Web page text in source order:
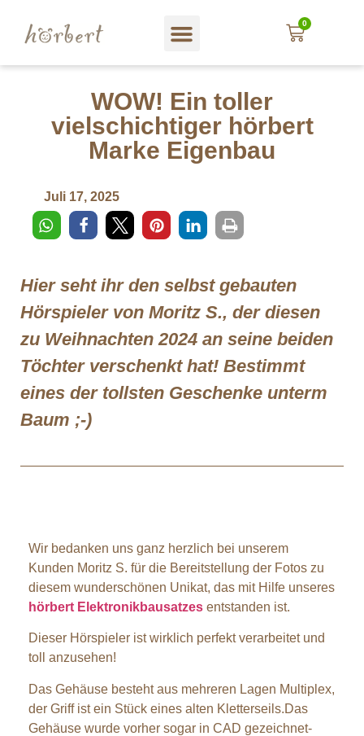
0
WOW! Ein toller
vielschichtiger hörbert
Marke Eigenbau
Juli 17, 2025
Hier seht ihr den selbst gebauten
Hörspieler von Moritz S., der diesen
zu Weihnachten 2024 an seine beiden
Töchter verschenkt hat! Bestimmt
eines der tollsten Geschenke unterm
Baum ;-)
Wir bedanken uns ganz herzlich bei unserem
Kunden Moritz S. für die Bereitstellung der Fotos zu
diesem wunderschönen Unikat, das mit Hilfe unseres
hörbert Elektronikbausatzes entstanden ist.
Dieser Hörspieler ist wirklich perfekt verarbeitet und
toll anzusehen!
Das Gehäuse besteht aus mehreren Lagen Multiplex,
der Griff ist ein Stück eines alten Kletterseils.Das
Gehäuse wurde vorher sogar in CAD gezeichnet-